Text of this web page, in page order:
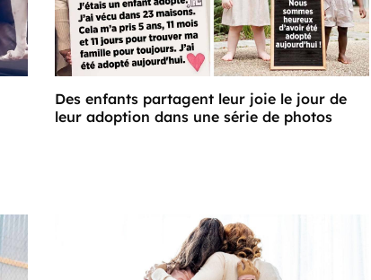
Des enfants partagent leur joie le jour de
leur adoption dans une série de photos